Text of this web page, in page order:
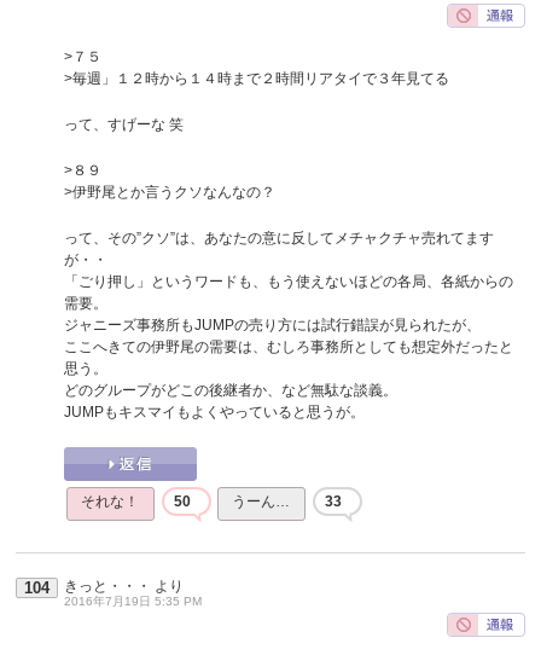
>７５
>毎週」１２時から１４時まで２時間リアタイで３年見てる
って、すげーな 笑
>８９
>伊野尾とか言うクソなんなの？
って、その”クソ”は、あなたの意に反してメチャクチャ売れてます
が・・
「ごり押し」というワードも、もう使えないほどの各局、各紙からの
需要。
ジャニーズ事務所もJUMPの売り方には試行錯誤が見られたが、
ここへきての伊野尾の需要は、むしろ事務所としても想定外だったと
思う。
どのグループがどこの後継者か、など無駄な談義。
JUMPもキスマイもよくやっていると思うが。
それな！ 50 うーん… 33
104 きっと・・・ より
2016年7月19日 5:35 PM